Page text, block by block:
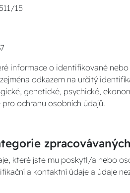
15
informace o identifikované
odkazem na určitý
genetické, psychické,
ochranu osobních údajů.
zpracovávaných
které jste mu poskytl/a nebo
a kontaktní údaje a údaje